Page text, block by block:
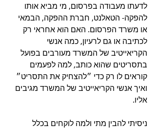
לדעתו מעבודה בפרסום, מי מביא אותו
להפקה- הטאלנט, חברת ההפקה, הבמאי
או משרד הפרסום. האם הוא אחראי רק
לכתיבה או גם לרעיון, כמה אנשי
הקריאייטיב של המשרד מעורבים בפועל
בתסריטים שהוא כותב, למה לפעמים
קוראים לו רק כדי ״להצחיק את התסריט״
ואיך אנשי הקריאייטיב של המשרד מגיבים
אליו.
ניסיתי להבין מתי ולמה לוקחים בכלל